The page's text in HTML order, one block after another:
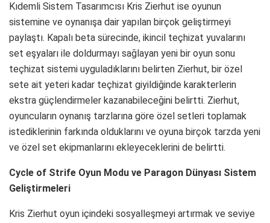
Kıdemli Sistem Tasarımcısı Kris Zierhut ise oyunun
sistemine ve oynanışa dair yapılan birçok geliştirmeyi
paylaştı. Kapalı beta sürecinde, ikincil teçhizat yuvalarını
set eşyaları ile doldurmayı sağlayan yeni bir oyun sonu
teçhizat sistemi uyguladıklarını belirten Zierhut, bir özel
sete ait yeteri kadar teçhizat giyildiğinde karakterlerin
ekstra güçlendirmeler kazanabileceğini belirtti. Zierhut,
oyuncuların oynanış tarzlarına göre özel setleri toplamak
istediklerinin farkında olduklarını ve oyuna birçok tarzda yeni
ve özel set ekipmanlarını ekleyeceklerini de belirtti.
Cycle of Strife Oyun Modu ve Paragon Dünyası Sistem
Geliştirmeleri
Kris Zierhut oyun içindeki sosyalleşmeyi artırmak ve seviye